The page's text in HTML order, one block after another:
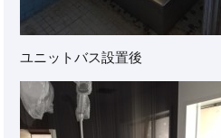
ユニットバス設置後